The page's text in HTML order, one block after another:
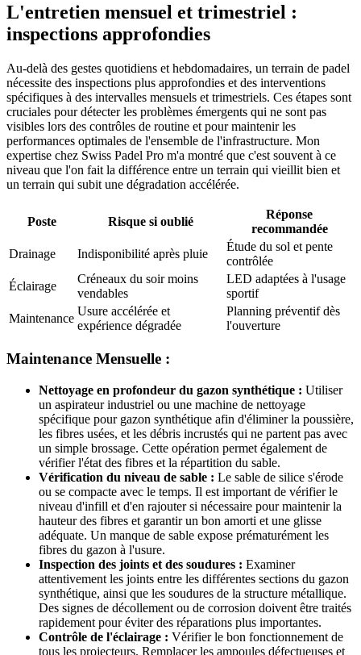
L'entretien mensuel et trimestriel :
inspections approfondies
Au-delà des gestes quotidiens et hebdomadaires, un terrain de padel
nécessite des inspections plus approfondies et des interventions
spécifiques à des intervalles mensuels et trimestriels. Ces étapes sont
cruciales pour détecter les problèmes émergents qui ne sont pas
visibles lors des contrôles de routine et pour maintenir les
performances optimales de l'ensemble de l'infrastructure. Mon
expertise chez Swiss Padel Pro m'a montré que c'est souvent à ce
niveau que l'on fait la différence entre un terrain qui vieillit bien et
un terrain qui subit une dégradation accélérée.
Poste Risque si oublié
Réponse
recommandée
Drainage
Indisponibilité après pluie
Étude du sol et pente
contrôlée
Éclairage
Créneaux du soir moins
vendables
LED adaptées à l'usage
sportif
Maintenance
Usure accélérée et
expérience dégradée
Planning préventif dès
l'ouverture
Maintenance Mensuelle :
Nettoyage en profondeur du gazon synthétique : Utiliser
un aspirateur industriel ou une machine de nettoyage
spécifique pour gazon synthétique afin d'éliminer la poussière,
les fibres usées, et les débris incrustés qui ne partent pas avec
un simple brossage. Cette opération permet également de
vérifier l'état des fibres et la répartition du sable.
Vérification du niveau de sable : Le sable de silice s'érode
ou se compacte avec le temps. Il est important de vérifier le
niveau d'infill et d'en rajouter si nécessaire pour maintenir la
hauteur des fibres et garantir un bon amorti et une glisse
adéquate. Un manque de sable expose prématurément les
fibres du gazon à l'usure.
Inspection des joints et des soudures : Examiner
attentivement les joints entre les différentes sections du gazon
synthétique, ainsi que les soudures de la structure métallique.
Des signes de décollement ou de corrosion doivent être traités
rapidement pour éviter des réparations plus importantes.
Contrôle de l'éclairage : Vérifier le bon fonctionnement de
tous les projecteurs. Remplacer les ampoules défectueuses et